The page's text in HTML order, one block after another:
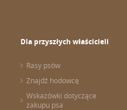
Dla przyszłych właścicieli
Rasy psów
Znajdź hodowcę
Wskazówki dotyczące
zakupu psa